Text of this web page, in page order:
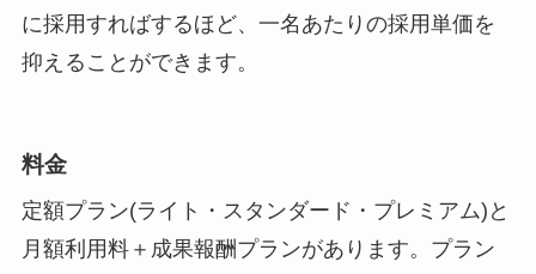
に採用すればするほど、一名あたりの採用単価を
抑えることができます。
料金
定額プラン(ライト・スタンダード・プレミアム)と
月額利用料＋成果報酬プランがあります。プラン